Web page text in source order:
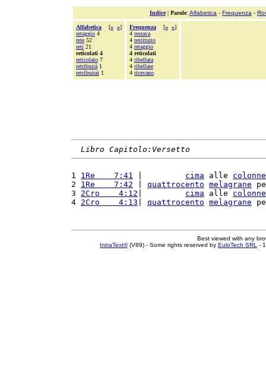
Indice| Parole: Alfabetica - Frequenza -
Alfabetica [« »]
retaggio 4
rete 52
reti 21
reticolati 4
reticolato 7
retribuirà 1
retribuirai 1
Frequenza [« »]
4 restava
4 restituito
4 retaggio
4 reticolati
4 ribellata
4 ribellate
4 ricevano
Libro Capitolo:Versetto
1 1Re    7:41 cima alle colonne
2 1Re    7:42 quattrocento melagrane
3 2Cro    4:12 cima alle colonne
4 2Cro    4:13 quattrocento melagrane
Best viewed with any
IntraText®(V89) - Some rights reserved by EuloTech SRL -